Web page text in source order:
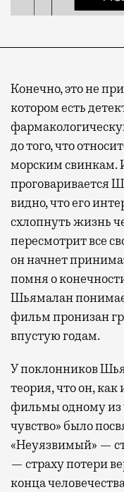
Конечно, это не
котором есть
до того, что
морским свинкам.
проговаривается
видно, что его
схлопнуть жизнь
пересмотрит все
он начнет
помня о
Шьямалан
фильм пронизан
впустую годам.
У поклонников
теория, что он,
фильмы одному из
чувство» было
«Неуязвимый» —
— страху потери
конца